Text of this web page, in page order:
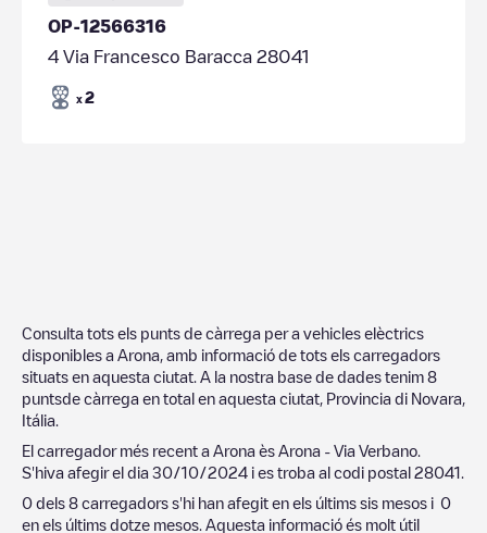
OP-12566316
4 Via Francesco Baracca 28041
x 2
Consulta tots els punts de càrrega per a vehicles elèctrics
disponibles a Arona , amb informació de tots els carregadors
situats en aquesta ciutat. A la nostra base de dades tenim 8
puntsde càrrega en total en aquesta ciutat, Provincia di Novara
Itália
El carregador més recent a Arona ès Arona - Via Verbano
S'hiva afegir el dia 30/10/2024 i es troba al codi postal 28041
0 dels 8 carregadors s'hi han afegit en els últims sis mesos i 0
en els últims dotze mesos. Aquesta informació és molt útil